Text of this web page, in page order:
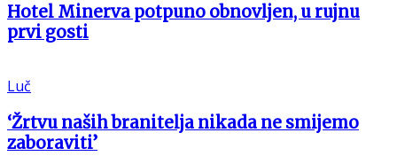
Hotel Minerva potpuno obnovljen, u rujnu
prvi gosti
Luč
‘Žrtvu naših branitelja nikada ne smijemo
zaboraviti’